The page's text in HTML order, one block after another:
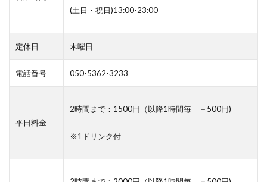
(土日・祝日)13:00-23:00
定休日 木曜日
電話番号 050-5362-3233
平日料金
2時間まで：1500円（以降1時間毎 ＋500円)
※1ドリンク付